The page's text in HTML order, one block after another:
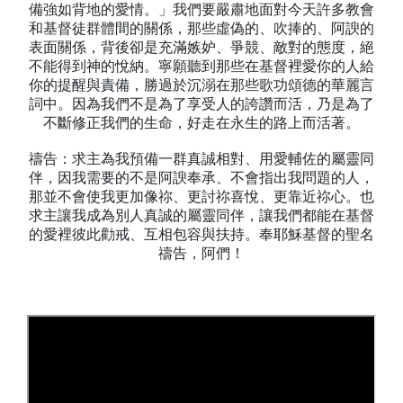
備強如背地的愛情。」我們要嚴肅地面對今天許多教會
和基督徒群體間的關係，那些虛偽的、吹捧的、阿諛的
表面關係，背後卻是充滿嫉妒、爭競、敵對的態度，絕
不能得到神的悅納。寧願聽到那些在基督裡愛你的人給
你的提醒與責備，勝過於沉溺在那些歌功頌德的華麗言
詞中。因為我們不是為了享受人的誇讚而活，乃是為了
不斷修正我們的生命，好走在永生的路上而活著。
禱告：求主為我預備一群真誠相對、用愛輔佐的屬靈同
伴，因我需要的不是阿諛奉承、不會指出我問題的人，
那並不會使我更加像祢、更討祢喜悅、更靠近祢心。也
求主讓我成為別人真誠的屬靈同伴，讓我們都能在基督
的愛裡彼此勸戒、互相包容與扶持。奉耶穌基督的聖名
禱告，阿們！